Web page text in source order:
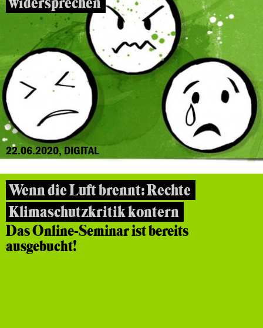
22.06.2020, DIGITAL
Wenn die Luft brennt: Rechte
Klimaschutzkritik kontern
Das Online-Seminar ist bereits
ausgebucht!